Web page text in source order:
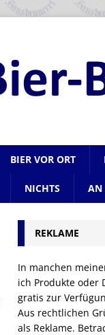
BIER VOR ORT
NICHTS AN
REKLAME
In manchen
ich Produkte oder
gratis zur
Aus rechtlichen
als Reklame.